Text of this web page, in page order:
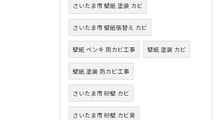
さいたま市 壁紙 塗装 カビ
さいたま市 壁紙張替え カビ
壁紙 ペンキ 防カビ工事 壁紙 塗装 カビ
壁紙 塗装 防カビ工事
さいたま市 砂壁 カビ
さいたま市 砂壁 カビ臭